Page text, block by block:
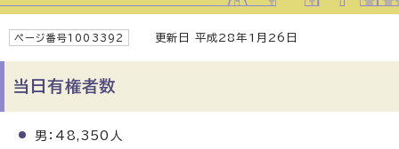
ページ番号1003392 更新日 平成28年1月26日
当日有権者数
男：48,350人